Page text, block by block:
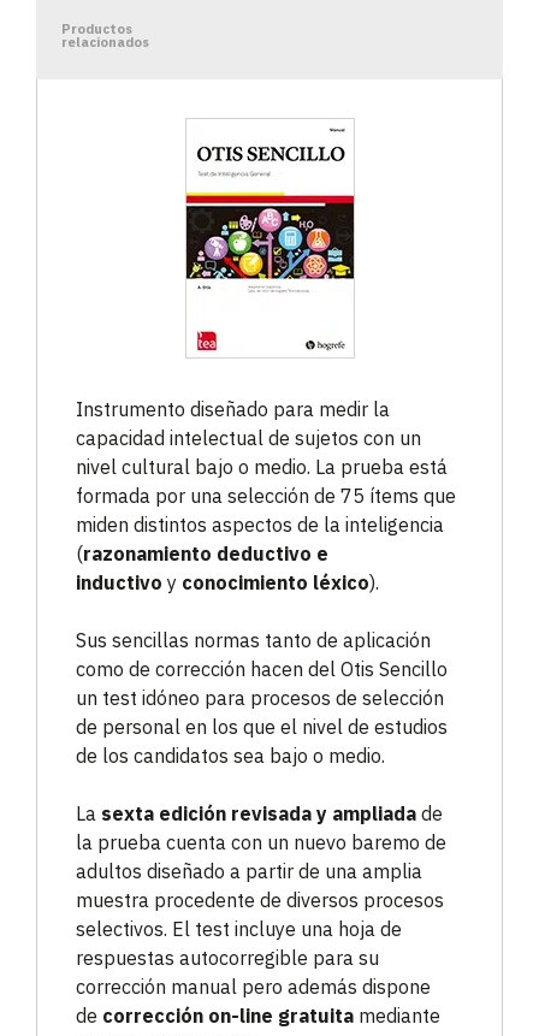
Productos
relacionados
Instrumento diseñado para medir la
capacidad intelectual de sujetos con un
nivel cultural bajo o medio. La prueba está
formada por una selección de 75 ítems que
miden distintos aspectos de la inteligencia
(razonamiento deductivo e
inductivo y conocimiento léxico).
Sus sencillas normas tanto de aplicación
como de corrección hacen del Otis Sencillo
un test idóneo para procesos de selección
de personal en los que el nivel de estudios
de los candidatos sea bajo o medio.
La sexta edición revisada y ampliada de
la prueba cuenta con un nuevo baremo de
adultos diseñado a partir de una amplia
muestra procedente de diversos procesos
selectivos. El test incluye una hoja de
respuestas autocorregible para su
corrección manual pero además dispone
de corrección on-line gratuita mediante